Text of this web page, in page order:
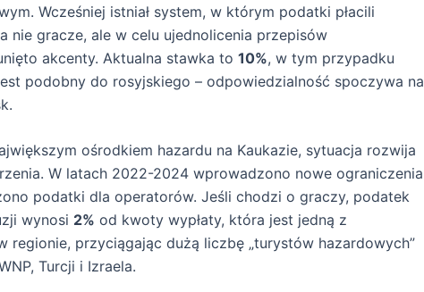
Wcześniej istniał system, w którym podatki płacili
nie gracze, ale w celu ujednolicenia przepisów
akcenty. Aktualna stawka to 10%, w tym przypadku
podobny do rosyjskiego – odpowiedzialność spoczywa na
ośrodkiem hazardu na Kaukazie, sytuacja rozwija
W latach 2022-2024 wprowadzono nowe ograniczenia
podatki dla operatorów. Jeśli chodzi o graczy, podatek
wynosi 2% od kwoty wypłaty, która jest jedną z
regionie, przyciągając dużą liczbę „turystów hazardowych”
Turcji i Izraela.